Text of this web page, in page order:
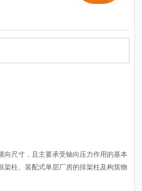
向尺寸，且主要承受轴向压力作用的基本
架柱、装配式单层厂房的排架柱及构筑物